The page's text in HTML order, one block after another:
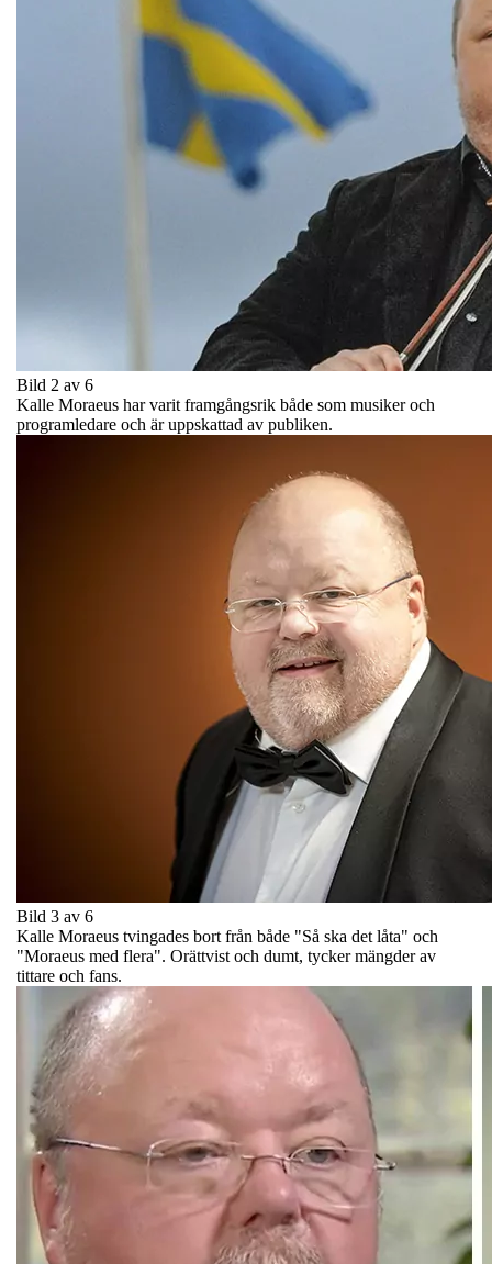
Bild 2 av 6
Kalle Moraeus har varit framgångsrik både som musiker och
programledare och är uppskattad av publiken.
Bild 3 av 6
Kalle Moraeus tvingades bort från både "Så ska det låta" och
"Moraeus med flera". Orättvist och dumt, tycker mängder av
tittare och fans.